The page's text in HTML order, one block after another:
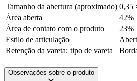
Tamanho da abertura (aproximado) 0,35
Área aberta
42%
Área de contato com o produto
23%
Estilo de articulação
Retenção da vareta; tipo de vareta
Observações sobre o produto